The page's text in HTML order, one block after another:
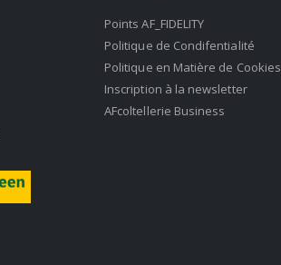
Points AF_FIDELITY
Politique de Condifentialité
Politique en Matière de Cookies
Inscription à la newsletter
AFcoltellerie Business